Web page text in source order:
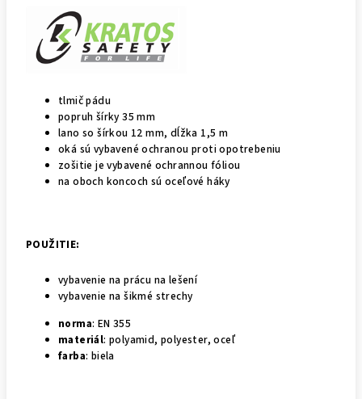
tlmič pádu
popruh šírky 35 mm
lano so šírkou 12 mm, dĺžka 1,5 m
oká sú vybavené ochranou proti opotrebeniu
zošitie je vybavené ochrannou fóliou
na oboch koncoch sú oceľové háky
POUŽITIE:
vybavenie na prácu na lešení
vybavenie na šikmé strechy
norma: EN 355
materiál: polyamid, polyester, oceľ
farba: biela